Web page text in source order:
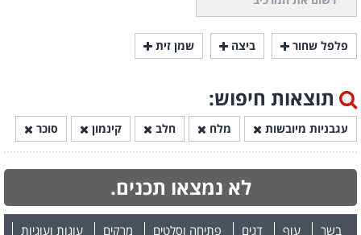
פלפל שחור ביצה שמן זית
תוצאות חיפוש:
עגבניות מיובשות מלח חלב קינמון סוכר
לא נמצאו תכנים.
בשר עוף דגים פתיחה וסלטים מרקים עוגות ועוגיות